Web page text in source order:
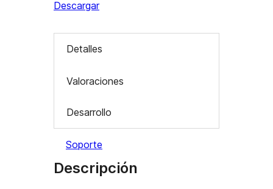
Descargar
Detalles
Valoraciones
Desarrollo
Soporte
Descripción